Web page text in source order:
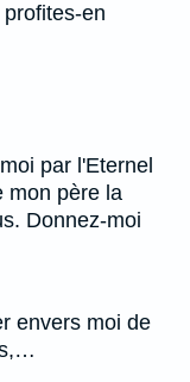
en
par l'Eternel
mon père la
Donnez-moi
envers moi de